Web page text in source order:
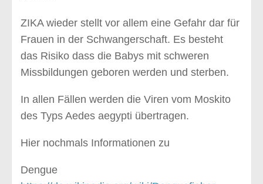
ZIKA wieder stellt vor allem eine Gefahr dar für
Frauen in der Schwangerschaft. Es besteht
das Risiko dass die Babys mit schweren
Missbildungen geboren werden und sterben.
In allen Fällen werden die Viren vom Moskito
des Typs Aedes aegypti übertragen.
Hier nochmals Informationen zu
Dengue